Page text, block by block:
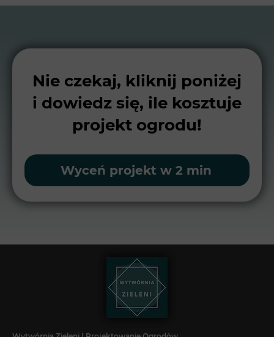
Nie czekaj, kliknij poniżej
i dowiedz się, ile kosztuje
projekt ogrodu!
Wyceń projekt w 2 min